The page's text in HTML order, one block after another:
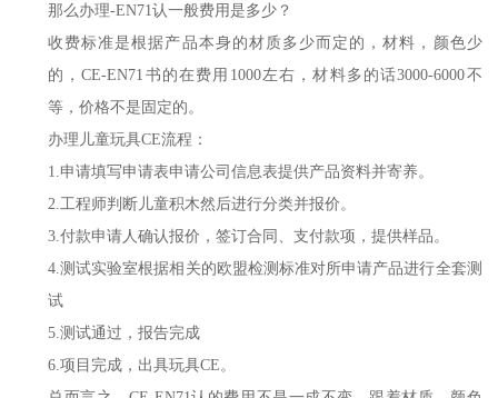
那么办理-EN71认一般费用是多少？
收费标准是根据产品本身的材质多少而定的，材料，颜色少
的，CE-EN71书的在费用1000左右，材料多的话3000-6000不
等，价格不是固定的。
办理儿童玩具CE流程：
1.申请填写申请表申请公司信息表提供产品资料并寄养。
2.工程师判断儿童积木然后进行分类并报价。
3.付款申请人确认报价，签订合同、支付款项，提供样品。
4.测试实验室根据相关的欧盟检测标准对所申请产品进行全套测
试
5.测试通过，报告完成
6.项目完成，出具玩具CE。